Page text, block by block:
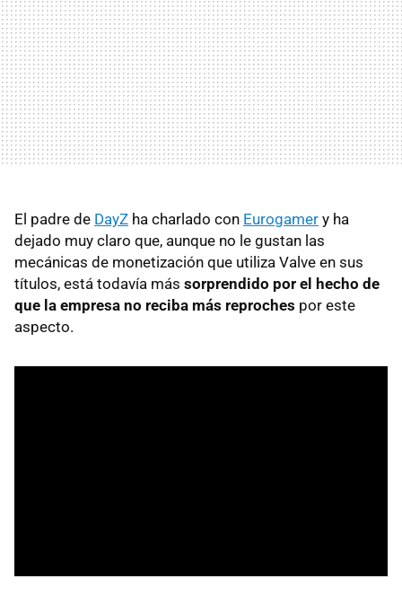
El padre de DayZ ha charlado con Eurogamer y ha
dejado muy claro que, aunque no le gustan las
mecánicas de monetización que utiliza Valve en sus
títulos, está todavía más sorprendido por el hecho de
que la empresa no reciba más reproches por este
aspecto.